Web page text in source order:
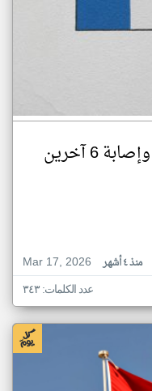
مقتل جندي فرنسي وإصابة 6 آخرين
Mar 17, 2026
منذ ٤ أشهر
عدد الكلمات: ٣٤٣